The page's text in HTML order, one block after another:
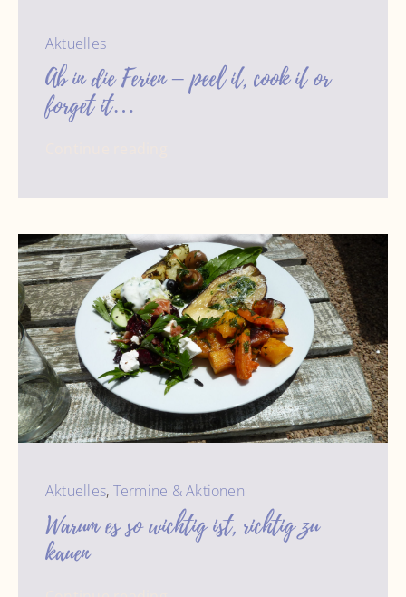
Aktuelles
Ab in die Ferien – peel it, cook it or
forget it…
Aktuelles, Termine & Aktionen
Warum es so wichtig ist, richtig zu
kauen